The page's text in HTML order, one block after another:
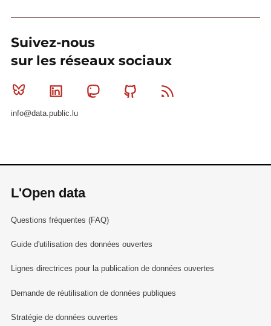
Suivez-nous
sur les réseaux sociaux
Bluesky Linkedin MastodonGithub
info@data.public.lu
L'Open data
Questions fréquentes (FAQ)
Guide d'utilisation des données ouvertes
Lignes directrices pour la publication de données ouvertes
Demande de réutilisation de données publiques
Stratégie de données ouvertes